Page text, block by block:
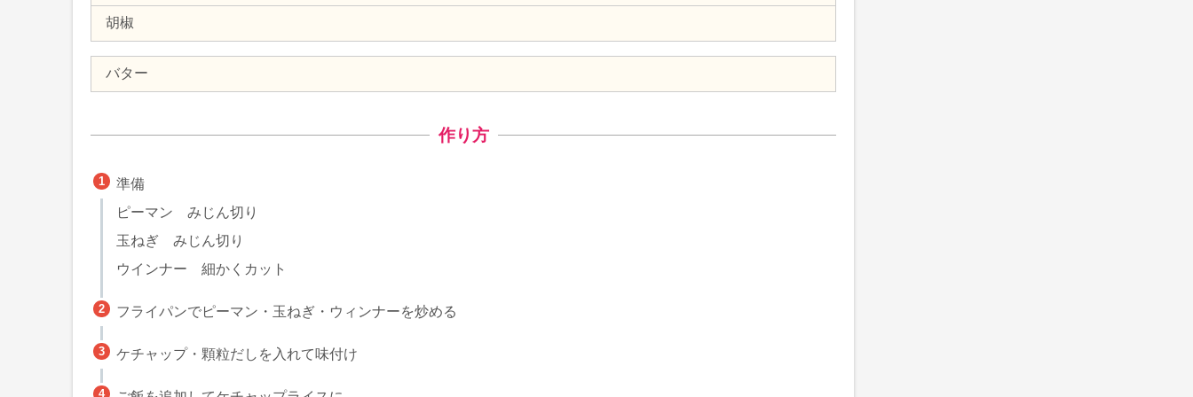
胡椒
バター
作り方
準備
ピーマン みじん切り
玉ねぎ みじん切り
ウインナー 細かくカット
フライパンでピーマン・玉ねぎ・ウィンナーを炒める
ケチャップ・顆粒だしを入れて味付け